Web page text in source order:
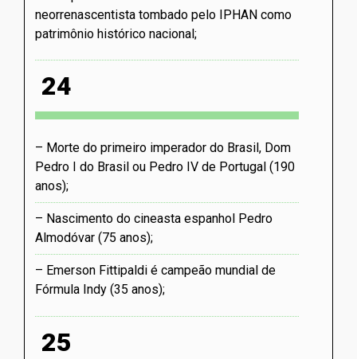
neorrenascentista tombado pelo IPHAN como
patrimônio histórico nacional
24
Morte do primeiro imperador do Brasil, Dom
Pedro I do Brasil ou Pedro IV de Portugal (190
anos)
Nascimento do cineasta espanhol Pedro
Almodóvar (75 anos)
Emerson Fittipaldi é campeão mundial de
Fórmula Indy (35 anos)
25